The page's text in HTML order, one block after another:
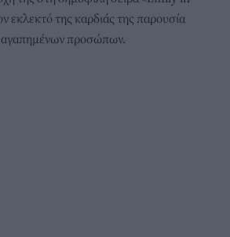
εκλεκτό της καρδιάς της παρουσία
αγαπημένων προσώπων.